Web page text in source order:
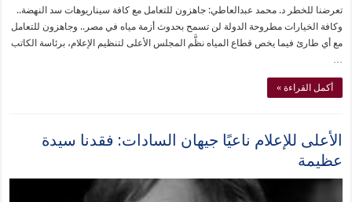
تعرضنا للخطر د. محمد عبدالعاطي: جاهزون للتعامل مع كافة سيناريوهات سد النهضة..
وكافة الخيارات مطروحة الدولة لن تسمح بحدوث أزمة مياه في مصر.. وجاهزون للتعامل
مع أي طارئ فيما يخص قطاع المياه نظَّم المجلس الأعلى لتنظيم الإعلام، برئاسة الكاتب
أكمل القراءة »
الأعلى للإعلام ناعيًا جيهان السادات: فقدنا سيدة
عظيمة